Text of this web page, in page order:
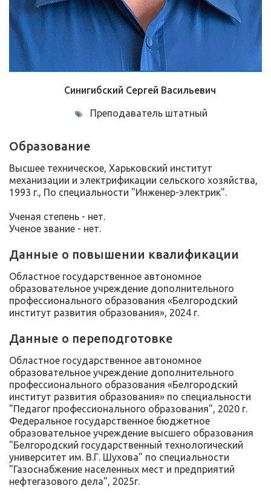
Синигибский Сергей Васильевич
Преподаватель штатный
Образование
Высшее техническое, Харьковский институт
механизации и электрификации сельского хозяйства,
1993 г., По специальности "Инженер-электрик".
Ученая степень - нет.
Ученое звание - нет.
Данные о повышении квалификации
Областное государственное автономное
образовательное учреждение дополнительного
профессионального образования «Белгородский
институт развития образования», 2024 г.
Данные о переподготовке
Областное государственное автономное
образовательное учреждение дополнительного
профессионального образования «Белгородский
институт развития образования» по специальности
"Педагог профессионального образования", 2020 г.
Федеральное государственное бюджетное
образовательное учреждение высшего образования
"Белгородский государственный технологический
университет им. В.Г. Шухова" по специальности
"Газоснабжение населенных мест и предприятий
нефтегазового дела", 2025г.